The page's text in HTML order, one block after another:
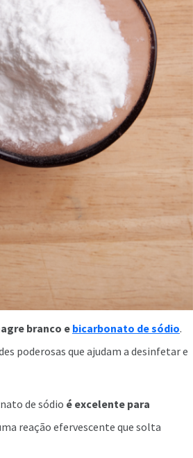
branco e bicarbonato de sódio.
poderosas que ajudam a desinfetar e
de sódio é excelente para
reação efervescente que solta